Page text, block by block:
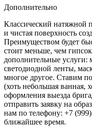
Дополнительно
Классический натяжной
и чистая поверхность
Преимуществом будет
стоит меньше, чем
дополнительные услуги:
светодиодной ленты,
многое другое. Ставим
(хоть небольшая ванная,
оформления выезда
отправить заявку на
нам по телефону: +7
ближайшее время.